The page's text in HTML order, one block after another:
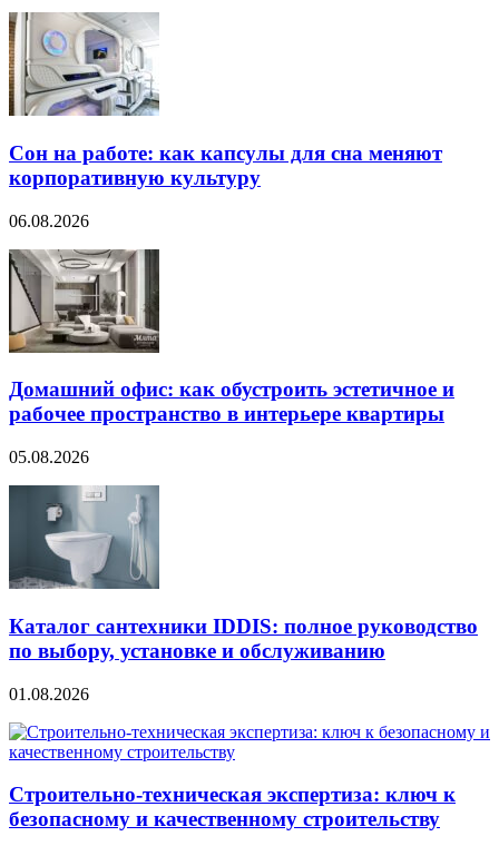
Сон на работе: как капсулы для сна меняют
корпоративную культуру
06.08.2026
Домашний офис: как обустроить эстетичное и
рабочее пространство в интерьере квартиры
05.08.2026
Каталог сантехники IDDIS: полное руководство
по выбору, установке и обслуживанию
01.08.2026
Строительно‑техническая экспертиза: ключ к
безопасному и качественному строительству